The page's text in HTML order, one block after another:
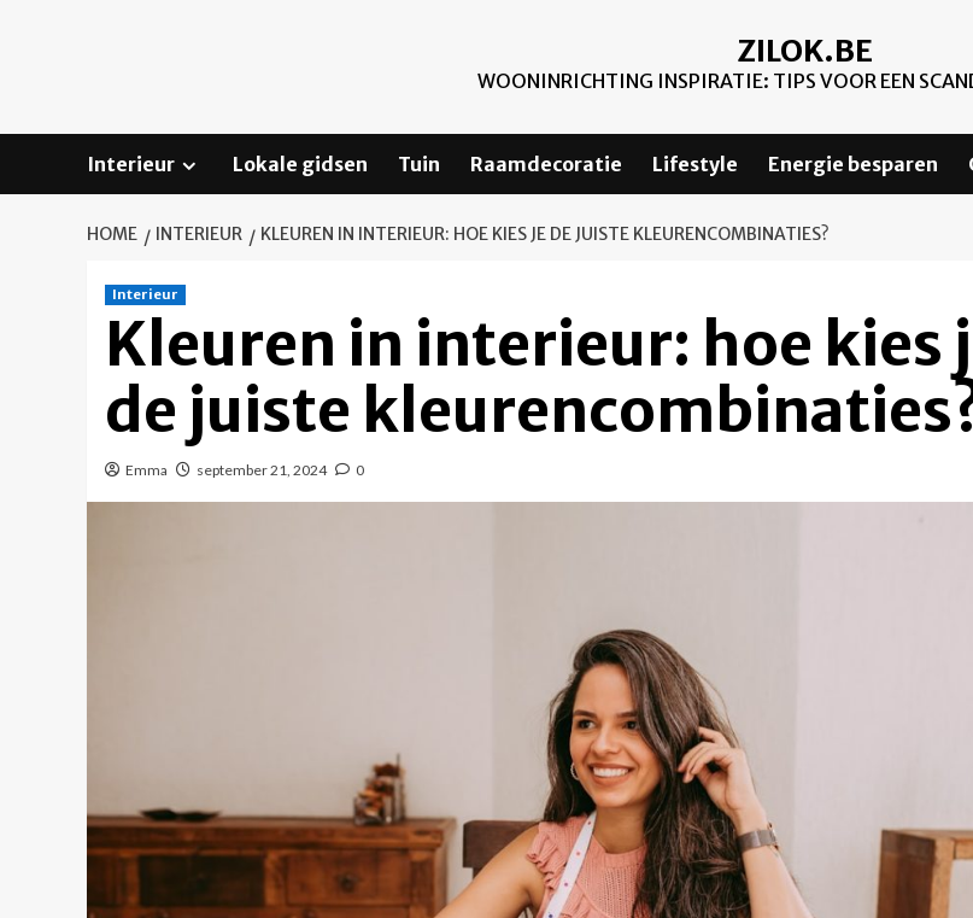
ZILOK.BE
WOONINRICHTING INSPIRATIE: TIPS VOOR EEN
Interieur Lokale gidsen Tuin Raamdecoratie Lifestyle Energie besparen
HOME INTERIEUR KLEUREN IN INTERIEUR: HOE KIES JE DE JUISTE KLEURENCOMBINATIES?
Interieur
Kleuren in interieur: hoe kies
de juiste
Emma september 21, 2024 0